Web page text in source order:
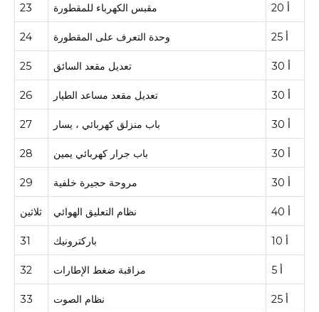
23 مقبس الكهرباء للمقطورة 20 أ
24 وحدة التعرف على المقطورة 25 أ
25 تعديل مقعد السائق 30 أ
26 تعديل مقعد مساعد الطيار 30 أ
27 باب منزلق كهربائي ، يسار 30 أ
28 باب جرار كهربائي يمين 30 أ
29 مروحة حجيرة خلفية 30 أ
ثلاثين نظام التعليق الهوائي 40 أ
31 باركترونيك 10 أ
32 مراقبة ضغط الإطارات 5 أ
33 نظام الصوت 25 أ